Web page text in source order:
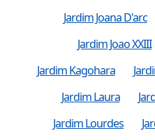
Jardim Joana D'arc
Jardim Joao XXIII
Jardim Kagohara
Jardim Laura
Jardim Lourdes